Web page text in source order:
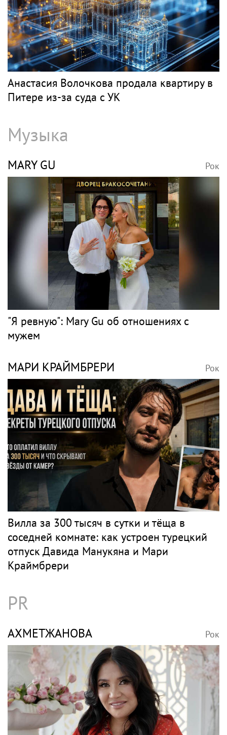
Анастасия Волочкова продала квартиру в
Питере из-за суда с УК
Музыка
MARY GU Рок
"Я ревную": Mary Gu об отношениях с
мужем
МАРИ КРАЙМБРЕРИ Рок
Вилла за 300 тысяч в сутки и тёща в
соседней комнате: как устроен турецкий
отпуск Давида Манукяна и Мари
Краймбрери
PR
АХМЕТЖАНОВА Рок